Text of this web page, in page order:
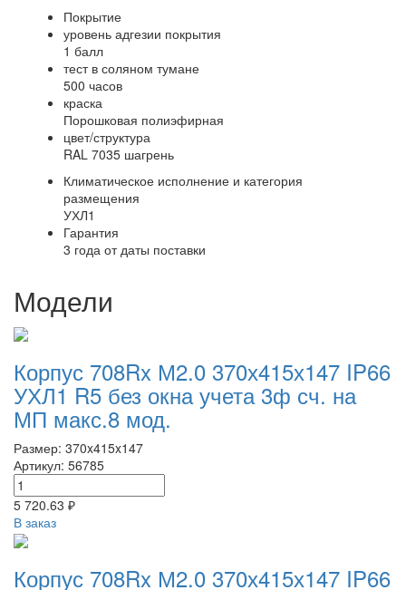
Покрытие
уровень адгезии покрытия
1 балл
тест в соляном тумане
500 часов
краска
Порошковая полиэфирная
цвет/структура
RAL 7035 шагрень
Климатическое исполнение и категория
размещения
УХЛ1
Гарантия
3 года от даты поставки
Модели
Корпус 708Rx М2.0 370х415х147 IP66
УХЛ1 R5 без окна учета 3ф сч. на
МП макс.8 мод.
Размер: 370x415x147
Артикул: 56785
5 720.63 ₽
В заказ
Корпус 708Rx М2.0 370х415х147 IP66